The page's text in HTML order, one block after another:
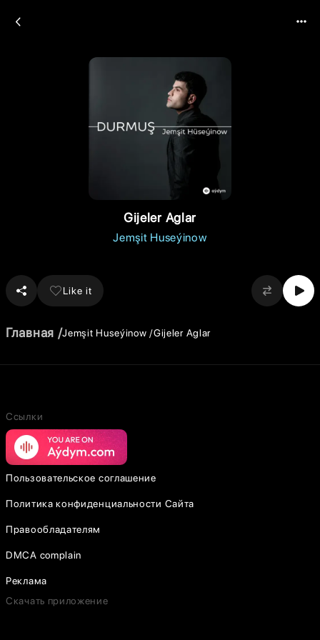
Gijeler Aglar
Jemşit Huseýinow
Like it
Главная Jemşit Huseýinow Gijeler Aglar
Ссылки
Пользовательское соглашение
Политика конфиденциальности Сайта
Правообладателям
DMCA complain
Реклама
Скачать приложение